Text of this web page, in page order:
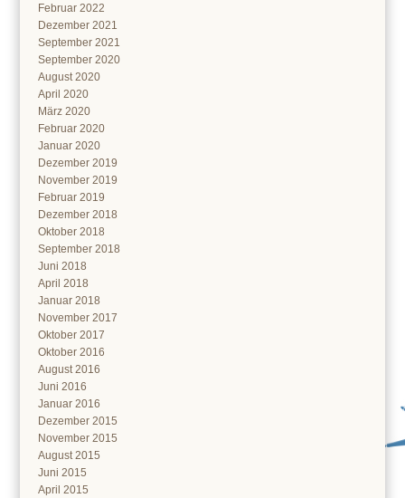
Februar 2022
Dezember 2021
September 2021
September 2020
August 2020
April 2020
März 2020
Februar 2020
Januar 2020
Dezember 2019
November 2019
Februar 2019
Dezember 2018
Oktober 2018
September 2018
Juni 2018
April 2018
Januar 2018
November 2017
Oktober 2017
Oktober 2016
August 2016
Juni 2016
Januar 2016
Dezember 2015
November 2015
August 2015
Juni 2015
April 2015